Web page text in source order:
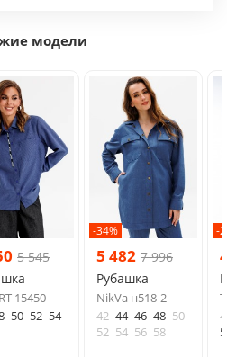
модели
5 545
15450
50 52 54
-34%
5 482 7 996
Рубашка
NikVa н518-2
42 44 46 48 50
52 54 56 58
-